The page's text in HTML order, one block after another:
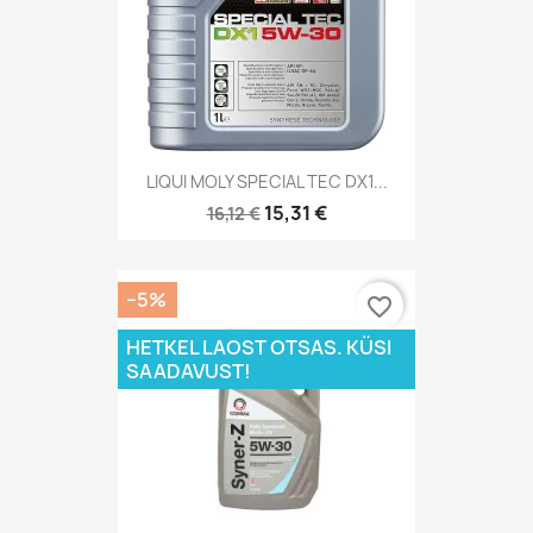
LIQUI MOLY SPECIAL TEC DX1...
16,12 € 15,31 €
−5%
HETKEL LAOST OTSAS. KÜSI
SAADAVUST!
favorite_border